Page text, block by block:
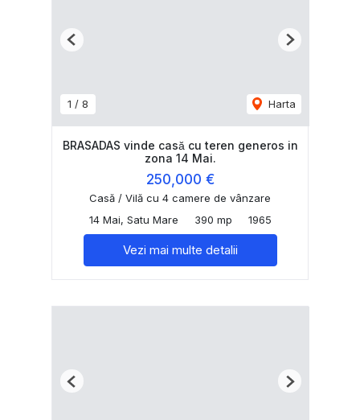
1 / 8 Harta
Previous Next
BRASADAS vinde casă cu teren generos in
zona 14 Mai.
250,000 €
Casă / Vilă cu 4 camere de vânzare
14 Mai, Satu Mare
390 mp 1965
Vezi mai multe detalii
Previous Next